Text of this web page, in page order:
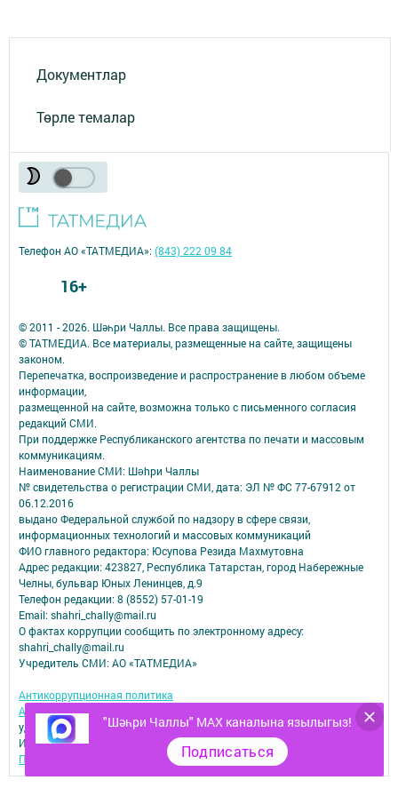
Документлар
Төрле темалар
"Шәһри Чаллы" MAX каналына язылыгыз!
Подписаться
© 2011 - 2026. Шәһри Чаллы. Все права защищены.
© ТАТМЕДИА. Все материалы, размещенные на сайте, защищены
законом.
Перепечатка, воспроизведение и распространение в любом объеме
информации,
размещенной на сайте, возможна только с письменного согласия
редакций СМИ.
При поддержке Республиканского агентства по печати и массовым
коммуникациям.
Наименование СМИ: Шəhри Чаллы
№ свидетельства о регистрации СМИ, дата: ЭЛ № ФС 77-67912 от
06.12.2016
выдано Федеральной службой по надзору в сфере связи,
информационных технологий и массовых коммуникаций
ФИО главного редактора: Юсупова Резида Махмутовна
Адрес редакции: 423827, Республика Татарстан, город Набережные
Челны, бульвар Юных Ленинцев, д.9
Телефон редакции: 8 (8552) 57-01-19
Email: shahri_chally@mail.ru
О фактах коррупции сообщить по электронному адресу:
shahri_chally@mail.ru
Учредитель СМИ: АО «ТАТМЕДИА»
Антикоррупционная политика
АО «ТАТМЕДИА» использует «cookie»
для персонализации сервисов и
удобства пользователей сайтом.
Использование «cookie» можно отменить в настройках браузера.
Политика конфиденциальности
Телефон АО «ТАТМЕДИА»:(843) 222 09 84
16+